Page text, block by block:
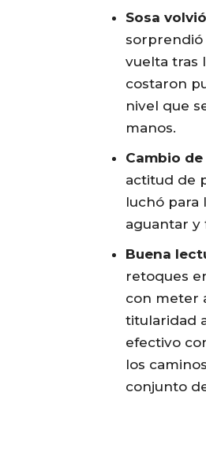
Sosa
sorprendió
vuelta tras
costaron
nivel que
manos.
Cambio
actitud de
luchó para
aguantar y
Buena
retoques
con meter
titularidad
efectivo
los
conjunto